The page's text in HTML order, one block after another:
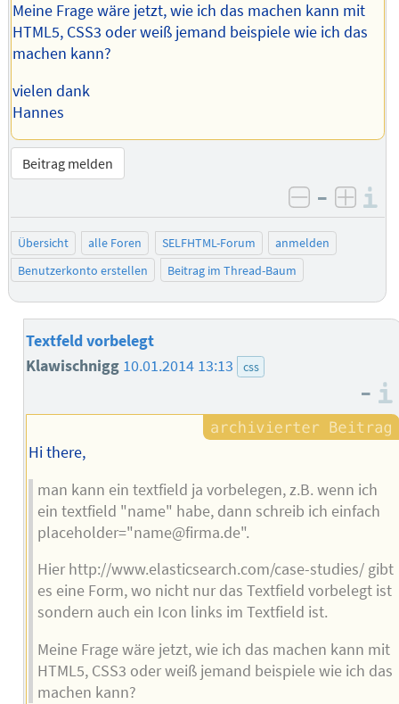
Meine Frage wäre jetzt, wie ich das machen kann mit
HTML5, CSS3 oder weiß jemand beispiele wie ich das
machen kann?
vielen dank
Hannes
Beitrag melden
negativ
–
Übersicht alle Foren SELFHTML-Forum
anmelden
Benutzerkonto erstellen
Beitrag im Thread-Baum
Textfeld vorbelegt
Klawischnigg 10.01.2014 13:13 css
–
Hi there,
man kann ein textfield ja vorbelegen, z.B. wenn ich
ein textfield "name" habe, dann schreib ich einfach
placeholder="name@firma.de".
Hier http://www.elasticsearch.com/case-studies/ gibt
es eine Form, wo nicht nur das Textfield vorbelegt ist
sondern auch ein Icon links im Textfield ist.
Meine Frage wäre jetzt, wie ich das machen kann mit
HTML5, CSS3 oder weiß jemand beispiele wie ich das
machen kann?